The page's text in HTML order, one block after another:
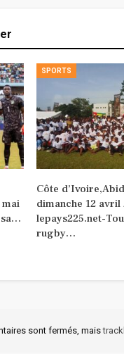
mai
sa…
SPORTS
Côte
dimanche 12 avril
lepays225.net-
rugby…
sont fermés, mais